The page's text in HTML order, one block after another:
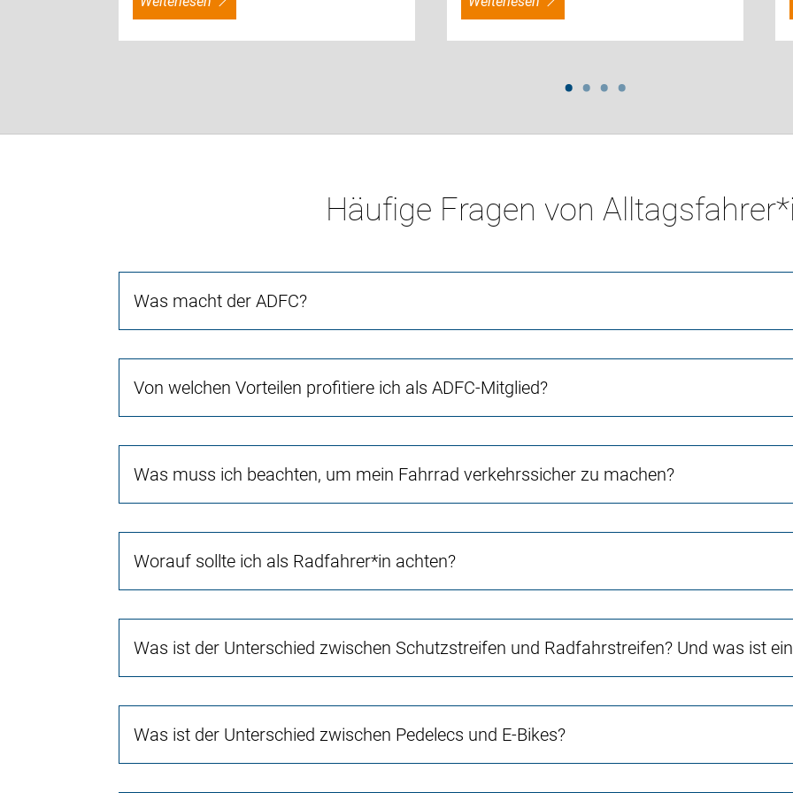
Häufige Fragen von
Was macht der ADFC?
Von welchen Vorteilen profitiere ich als ADFC-Mitglied?
Was muss ich beachten, um mein Fahrrad verkehrssicher zu machen?
Worauf sollte ich als Radfahrer*in achten?
Was ist der Unterschied zwischen Schutzstreifen und Radfahrstreifen? Und was ist
Was ist der Unterschied zwischen Pedelecs und E-Bikes?